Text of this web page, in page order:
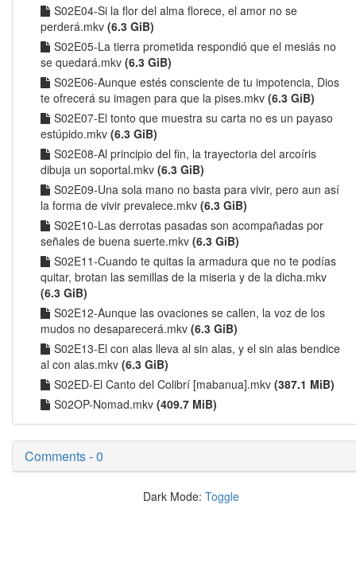
S02E04-Si la flor del alma florece, el amor no se
perderá.mkv (6.3 GiB)
S02E05-La tierra prometida respondió que el mesiás no
se quedará.mkv (6.3 GiB)
S02E06-Aunque estés consciente de tu impotencia, Dios
te ofrecerá su imagen para que la pises.mkv (6.3 GiB)
S02E07-El tonto que muestra su carta no es un payaso
estúpido.mkv (6.3 GiB)
S02E08-Al principio del fin, la trayectoria del arcoíris
dibuja un soportal.mkv (6.3 GiB)
S02E09-Una sola mano no basta para vivir, pero aun así
la forma de vivir prevalece.mkv (6.3 GiB)
S02E10-Las derrotas pasadas son acompañadas por
señales de buena suerte.mkv (6.3 GiB)
S02E11-Cuando te quitas la armadura que no te podías
quitar, brotan las semillas de la miseria y de la dicha.mkv
(6.3 GiB)
S02E12-Aunque las ovaciones se callen, la voz de los
mudos no desaparecerá.mkv (6.3 GiB)
S02E13-El con alas lleva al sin alas, y el sin alas bendice
al con alas.mkv (6.3 GiB)
S02ED-El Canto del Colibrí [mabanua].mkv (387.1 MiB)
S02OP-Nomad.mkv (409.7 MiB)
Comments - 0
Dark Mode: Toggle